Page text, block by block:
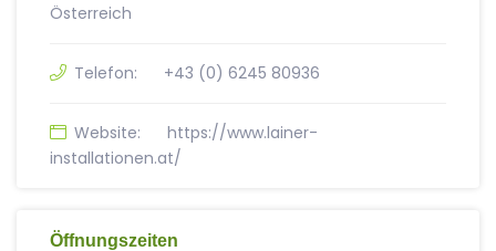
Österreich
Telefon: +43 (0) 6245 80936
Website:
https://www.lainer-
installationen.at/
Öffnungszeiten